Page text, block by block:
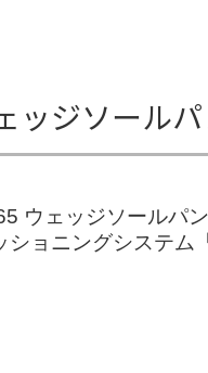
ッジソール
ウェッジソールパ
ョニングシステ